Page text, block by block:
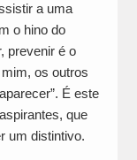
a uma
o hino do
prevenir é o
os outros
É este
que
um distintivo.